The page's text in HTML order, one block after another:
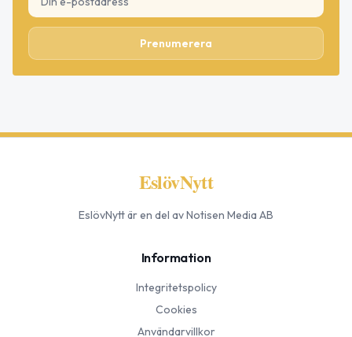
Prenumerera
EslövNytt
EslövNyttär en del av Notisen Media AB
Information
Integritetspolicy
Cookies
Användarvillkor